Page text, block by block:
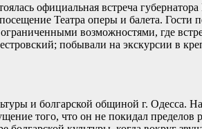
официальная встреча
Театра оперы и балета. Гости
возможностями, где
побывали на экскурсии в
и болгарской общиной г. Одесса.
того, что он не покидал